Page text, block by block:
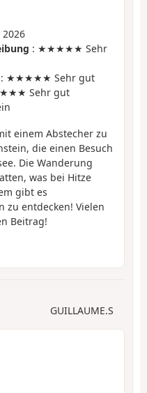
2026
: ★★★★★ Sehr
: ★★★★★ Sehr gut
Sehr gut
einem Abstecher zu
die einen Besuch
Die Wanderung
was bei Hitze
gibt es
zu entdecken! Vielen
Beitrag!
GUILLAUME.S